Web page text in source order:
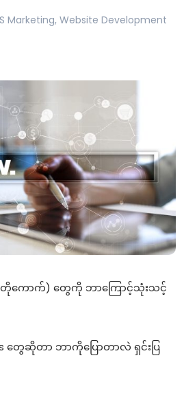
Marketing, Website Development
အတိုကောက်) တွေကို ဘာကြောင့်သုံးသင့်
တွေဆိုတာ ဘာကိုပြောတာလဲ ရှင်းပြ